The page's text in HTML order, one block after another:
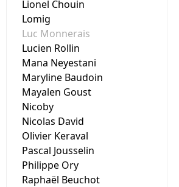
Lionel Chouin
Lomig
Luc Monnerais
Lucien Rollin
Mana Neyestani
Maryline Baudoin
Mayalen Goust
Nicoby
Nicolas David
Olivier Keraval
Pascal Jousselin
Philippe Ory
Raphaël Beuchot